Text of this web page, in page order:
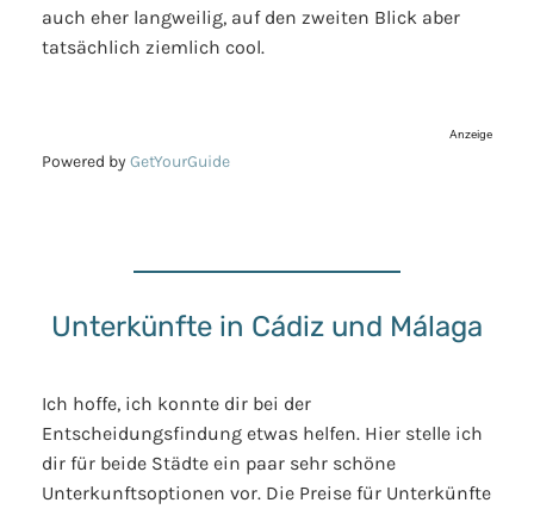
auch eher langweilig, auf den zweiten Blick aber
tatsächlich ziemlich cool.
Anzeige
Powered by GetYourGuide
Unterkünfte in Cádiz und Málaga
Ich hoffe, ich konnte dir bei der
Entscheidungsfindung etwas helfen. Hier stelle ich
dir für beide Städte ein paar sehr schöne
Unterkunftsoptionen vor. Die Preise für Unterkünfte